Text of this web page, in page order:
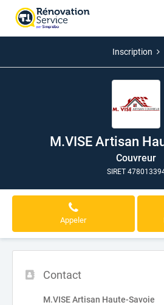
Inscription
M.VISE Artisan
Couvreur
SIRET
Appeler
Contact
M.VISE Artisan Haute-Savoie